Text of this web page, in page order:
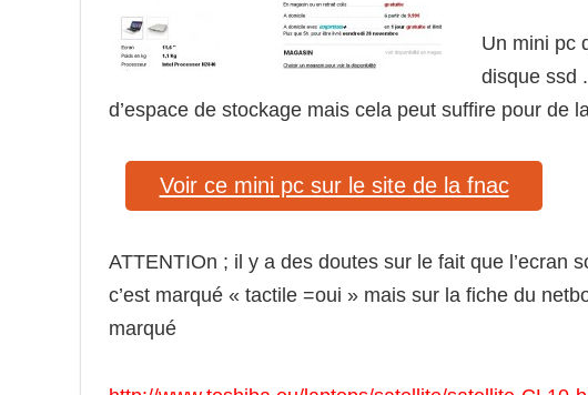
Un mini pc
disque ssd
d’espace de stockage mais cela peut suffire pour de
Voir ce mini pc sur le site de la fnac
ATTENTIOn ; il y a des doutes sur le fait que
c’est marqué « tactile =oui » mais sur la fiche du
marqué